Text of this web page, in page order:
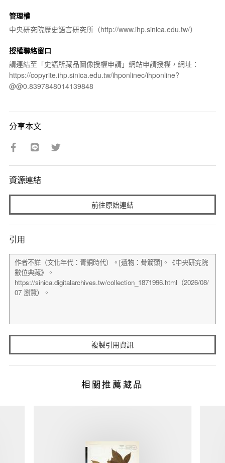
管理權
中央研究院歷史語言研究所（http://www.ihp.sinica.edu.tw/）
授權聯絡窗口
請連結至「史語所藏品圖像授權申請」網站申請授權，網址：
https://copyrite.ihp.sinica.edu.tw/ihponlinec/ihponline?
@@0.8397848014139848
分享本文
資源連結
前往原始連結
引用
複製引用資訊
相關推薦藏品